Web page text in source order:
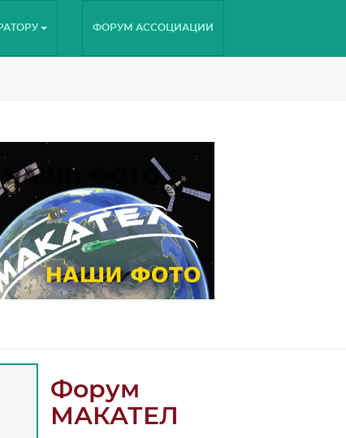
ФОРУМ АССОЦИАЦИИ
Форум
МАКАТЕЛ